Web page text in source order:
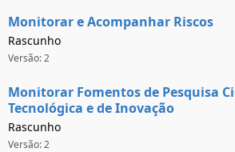
Monitorar e Acompanhar Riscos
Rascunho
Versão: 2
Monitorar Fomentos de Pesquisa
Tecnológica e de Inovação
Rascunho
Versão: 2